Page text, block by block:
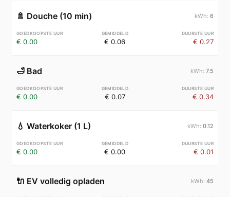
🚿 Douche (10 min) 6
€ 0.00 € 0.06 € 0.27
🛁 Bad 7.5
€ 0.00 € 0.07 € 0.34
💧 Waterkoker (1 L) 0.12
€ 0.00 € 0.00 € 0.01
🔌 EV volledig opladen 45